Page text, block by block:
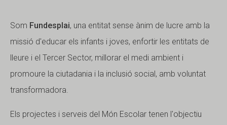
Som Fundesplai, una entitat sense ànim de lucre amb la
missió d'educar els infants i joves, enfortir les entitats de
lleure i el Tercer Sector, millorar el medi ambient i
promoure la ciutadania i la inclusió social, amb voluntat
transformadora.
Els projectes i serveis del Món Escolar tenen l'objectiu